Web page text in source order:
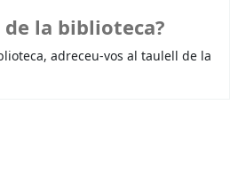
la biblioteca?
adreceu-vos al taulell de la